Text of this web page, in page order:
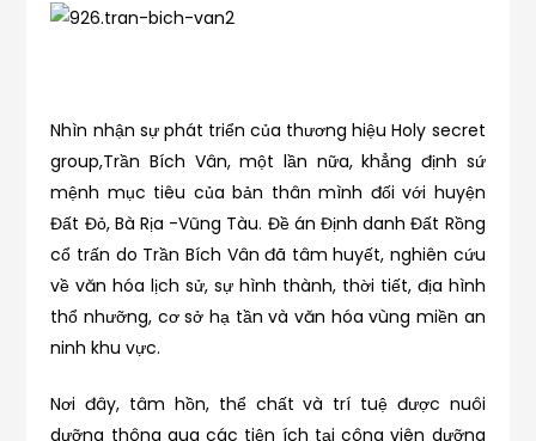
Nhìn nhận sự phát triển của thương hiệu Holy secret
group,Trần Bích Vân, một lần nữa, khẳng định sứ
mệnh mục tiêu của bản thân mình đối với huyện
Đất Đỏ, Bà Rịa -Vũng Tàu. Đề án Định danh Đất Rồng
cổ trấn do Trần Bích Vân đã tâm huyết, nghiên cứu
về văn hóa lịch sử, sự hình thành, thời tiết, địa hình
thổ nhưỡng, cơ sở hạ tần và văn hóa vùng miền an
ninh khu vực.
Nơi đây, tâm hồn, thể chất và trí tuệ được nuôi
dưỡng thông qua các tiện ích tại công viên dưỡng